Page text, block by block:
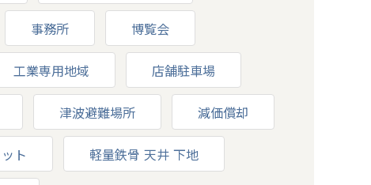
事務所 博覧会
工業専用地域 店舗駐車場
津波避難場所 減価償却
ト 軽量鉄骨 天井 下地